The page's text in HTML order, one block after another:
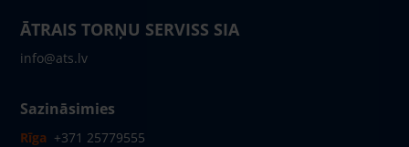
ĀTRAIS TORŅU SERVISS SIA
info@ats.lv
Sazināsimies
Rīga +371 25779555